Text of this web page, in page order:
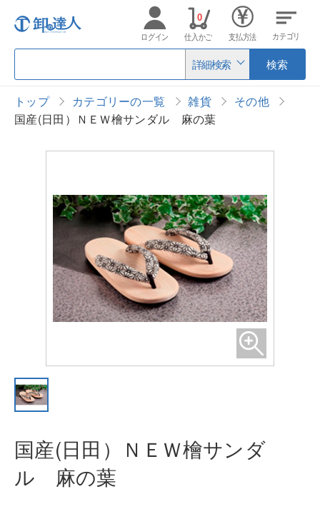
詳細検索 検索
ログイン 仕入かご
0
支払方法 カテゴリ
トップ カテゴリーの一覧 雑貨
その他
国産(日田）ＮＥＷ檜サンダル 麻の葉
国産(日田）ＮＥＷ檜サンダ
ル 麻の葉